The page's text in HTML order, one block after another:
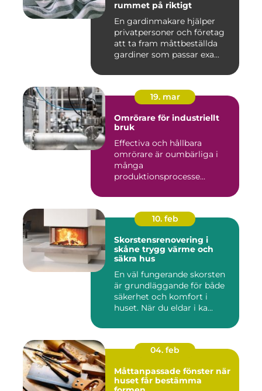
rummet på riktigt
En gardinmakare hjälper
privatpersoner och företag
att ta fram måttbeställda
gardiner som passar exa...
19. mar
Omrörare för industriellt
bruk
Effectiva och hållbara
omrörare är oumbärliga i
många
produktionsprocesse...
10. feb
Skorstensrenovering i
skåne trygg värme och
säkra hus
En väl fungerande skorsten
är grundläggande för både
säkerhet och komfort i
huset. När du eldar i ka...
04. feb
Måttanpassade fönster när
huset får bestämma